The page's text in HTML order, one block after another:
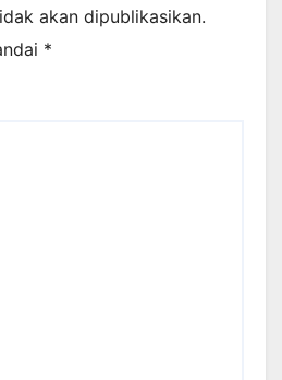
akan dipublikasikan.
*